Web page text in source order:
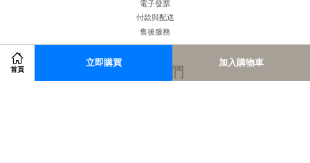
首頁
立即購買 加入購物車
電子發票
付款與配送
售後服務
關注我們